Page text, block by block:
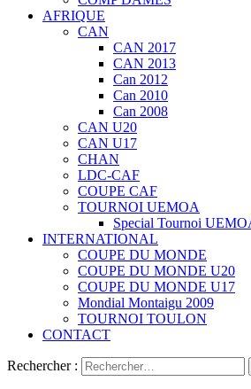
AFRIQUE
CAN
CAN 2017
CAN 2013
Can 2012
Can 2010
Can 2008
CAN U20
CAN U17
CHAN
LDC-CAF
COUPE CAF
TOURNOI UEMOA
Special Tournoi
INTERNATIONAL
COUPE DU MONDE
COUPE DU MONDE U20
COUPE DU MONDE U17
Mondial Montaigu 2009
TOURNOI TOULON
CONTACT
Rechercher :